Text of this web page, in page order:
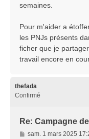
semaines.
Pour m'aider a
les PNJs présents
ficher que je
travail encore en
thefada
Confirmé
Re: Campagne
M
sam. 1 mars 2025